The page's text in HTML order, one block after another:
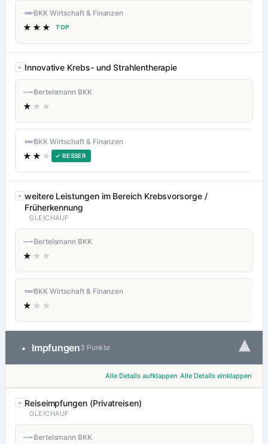
BKK Wirtschaft & Finanzen
★★★ TOP
Innovative Krebs- und Strahlentherapie
Bertelsmann BKK
★ ★★
BKK Wirtschaft & Finanzen
★★ ★ ✓ BESSER
weitere Leistungen im Bereich Krebsvorsorge /
Früherkennung
GLEICHAUF
Bertelsmann BKK
★ ★★
BKK Wirtschaft & Finanzen
★ ★★
• Impfungen3 Punkte ▾
Alle Details aufklappen Alle Details einklappen
Reiseimpfungen (Privatreisen)
GLEICHAUF
Bertelsmann BKK